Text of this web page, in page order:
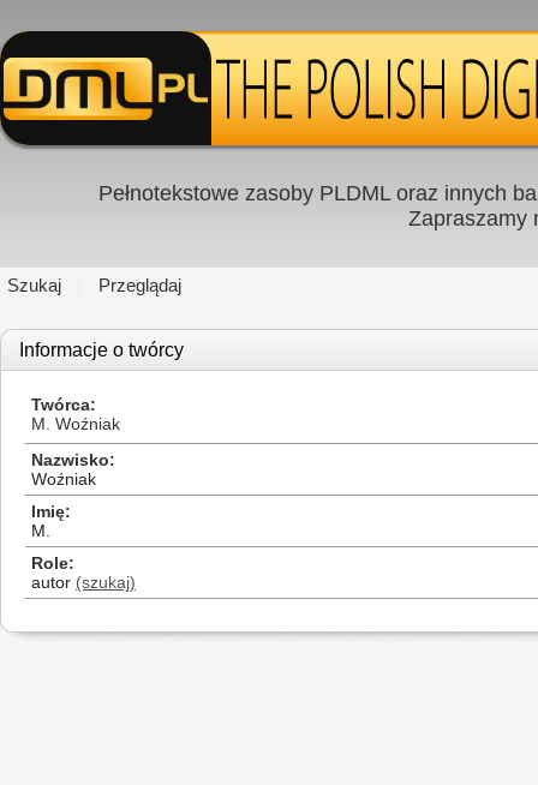
Pełnotekstowe zasoby PLDML oraz innych
Zapraszamy
Szukaj Przeglądaj
Informacje o twórcy
Twórca
M. Woźniak
Nazwisko
Woźniak
Imię
M.
Role
autor (szukaj)